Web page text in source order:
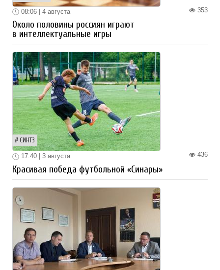
353
08:06 | 4 августа
Около половины россиян играют
в интеллектуальные игры
СИНТЗ
436
17:40 | 3 августа
Красивая победа футбольной «Синары»